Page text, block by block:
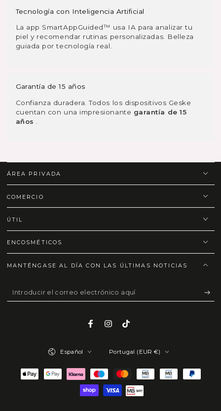
Tecnología con Inteligencia Artificial
La app SmartAppGuided™ usa IA para analizar tu
piel y recomendar rutinas personalizadas. Belleza
guiada por tecnología real.
Garantía de 15 años
Confianza duradera. Todos los dispositivos Geske
cuentan con una impresionante garantía de 15
años
ÁREA PRIVADA
COMERCIO
ÚTIL
ENCOSMÉTICOS
MANTÉNGASE AL DÍA CON LAS ÚLTIMAS NOTICIAS
Introducir
el
Facebook
Instagram
TikTok
Español Portugal (EUR €)
Métodos